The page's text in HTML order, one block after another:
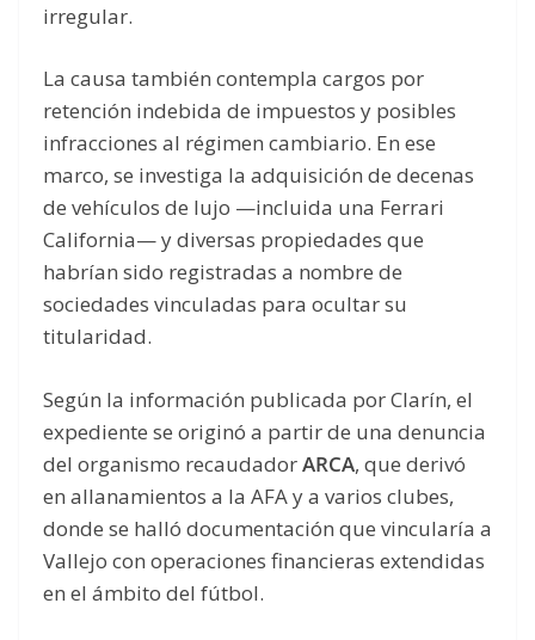
irregular.
La causa también contempla cargos por
retención indebida de impuestos y posibles
infracciones al régimen cambiario. En ese
marco, se investiga la adquisición de decenas
de vehículos de lujo —incluida una Ferrari
California— y diversas propiedades que
habrían sido registradas a nombre de
sociedades vinculadas para ocultar su
titularidad.
Según la información publicada por Clarín, el
expediente se originó a partir de una denuncia
del organismo recaudadorARCA, que derivó
en allanamientos a la AFA y a varios clubes,
donde se halló documentación que vincularía a
Vallejo con operaciones financieras extendidas
en el ámbito del fútbol.